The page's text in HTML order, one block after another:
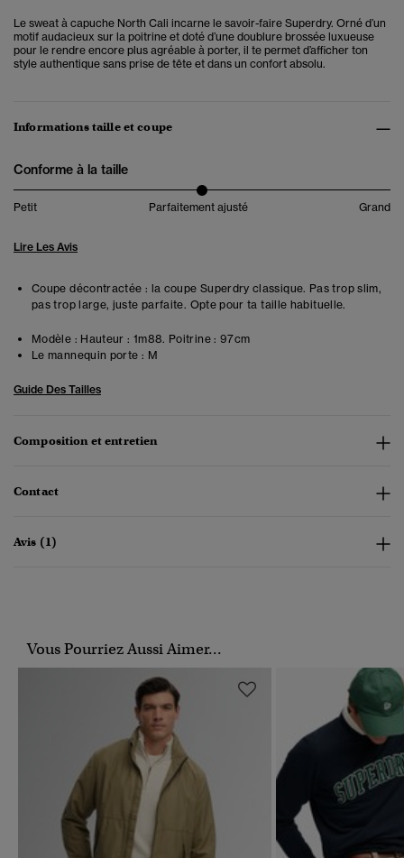
Le sweat à capuche North Cali incarne le savoir-faire Superdry. Orné d’un
motif audacieux sur la poitrine et doté d’une doublure brossée luxueuse
pour le rendre encore plus agréable à porter, il te permet d’afficher ton
style authentique sans prise de tête et dans un confort absolu.
Informations taille et coupe
Conforme à la taille
Petit Parfaitement ajusté Grand
Lire Les Avis
Coupe décontractée : la coupe Superdry classique. Pas trop slim,
pas trop large, juste parfaite. Opte pour ta taille habituelle.
Modèle : Hauteur : 1m88. Poitrine : 97cm
Le mannequin porte : M
Guide Des Tailles
Composition et entretien
Contact
Avis (1)
Vous Pourriez Aussi Aimer...